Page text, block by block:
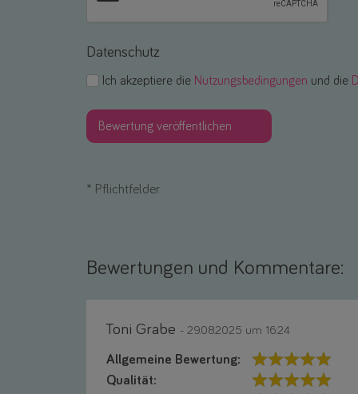
Datenschutz
Ich akzeptiere die Nutzungsbedingungen und die
* Pflichtfelder
Bewertungen und Kommentare:
Toni Grabe - 29.08.2025 um 16:24
Allgemeine Bewertung:
Qualität: